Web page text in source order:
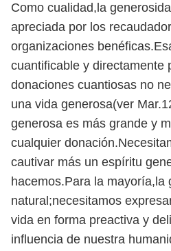
Como cualidad,la
apreciada por los
organizaciones
cuantificable y directamente
donaciones cuantiosas no
una vida generosa(ver
generosa es más grande y
cualquier
cautivar más un espíritu
hacemos.Para la mayoría,la
natural;necesitamos
vida en forma preactiva y
influencia de nuestra